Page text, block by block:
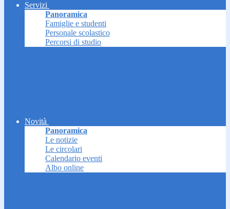
Servizi
Panoramica
Famiglie e studenti
Personale scolastico
Percorsi di studio
Novità
Panoramica
Le notizie
Le circolari
Calendario eventi
Albo online